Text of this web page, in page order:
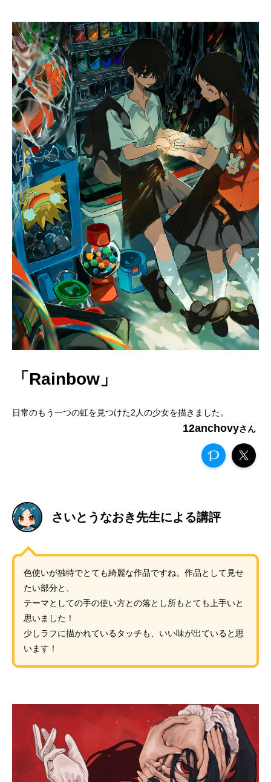
「Rainbow」
日常のもう一つの虹を見つけた2人の少女を描きました。
12anchovy
さいとうなおき先生による講評
色使いが独特でとても綺麗な作品ですね。作品として見せ
たい部分と、
テーマとしての手の使い方との落とし所もとても上手いと
思いました！
少しラフに描かれているタッチも、いい味が出ていると思
います！